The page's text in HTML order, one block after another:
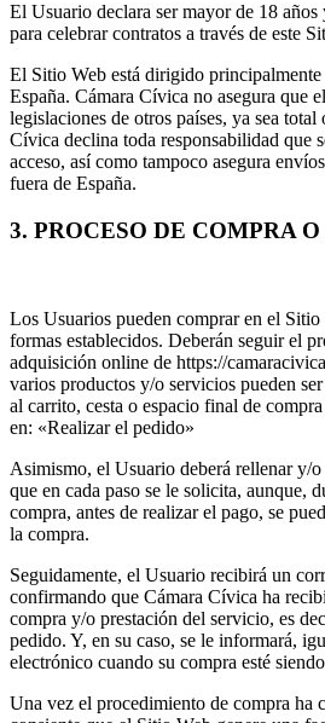
El Usuario declara ser mayor de 18 años
para celebrar contratos a través de este
El Sitio Web está dirigido principalmente
España. Cámara Cívica no asegura que
legislaciones de otros países, ya sea total
Cívica declina toda responsabilidad que
acceso, así como tampoco asegura
fuera de España.
3. PROCESO DE COMPRA
Los Usuarios pueden comprar en el
formas establecidos. Deberán seguir el
adquisición online de https://
varios productos y/o servicios pueden
al carrito, cesta o espacio final de
en: «Realizar el pedido»
Asimismo, el Usuario deberá rellenar y/
que en cada paso se le solicita, aunque,
compra, antes de realizar el pago, se
la compra.
Seguidamente, el Usuario recibirá un
confirmando que Cámara Cívica ha
compra y/o prestación del servicio, es
pedido. Y, en su caso, se le informará,
electrónico cuando su compra esté
Una vez el procedimiento de compra ha